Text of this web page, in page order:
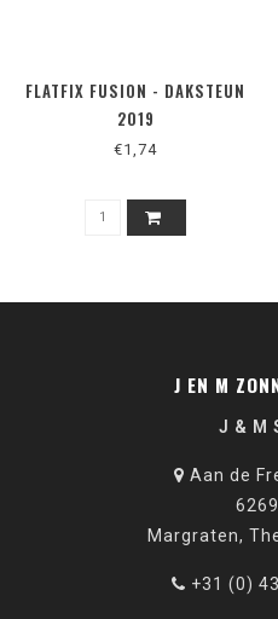
FLATFIX FUSION - DAKSTEUN
2019
€1,74
J EN M
J & M
Aan de
Margraten,
+31 (0)